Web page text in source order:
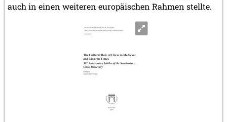
auch in einen weiteren europäischen Rahmen stellte.